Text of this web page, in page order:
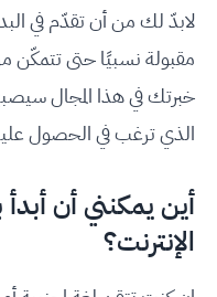
لابدّ لك من أن تقدّم في
مقبولة نسبيًا حتى تتمكّن
خبرتك في هذا المجال
الذي ترغب في الحصول
أين يمكنني أن
الإنترنت؟